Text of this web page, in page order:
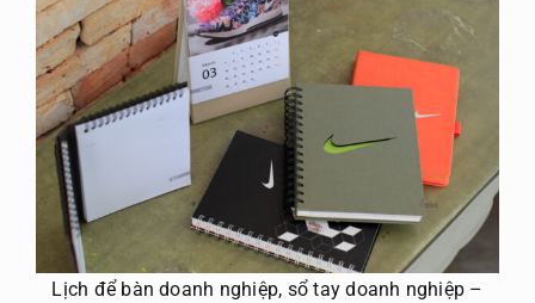
Lịch để bàn doanh nghiệp, sổ tay doanh nghiệp –